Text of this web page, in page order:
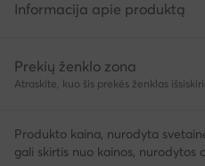
Informacija apie produktą
Prekių ženklo zona
Atraskite, kuo šis prekės ženklas
Produkto kaina, nurodyta
gali skirtis nuo kainos, nurodytos